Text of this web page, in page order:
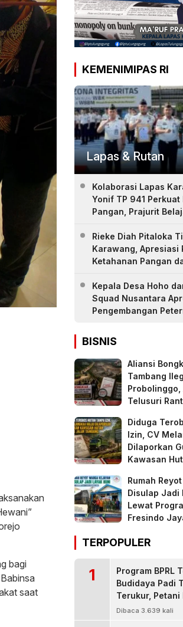
bagi
saat
KEMENIMIPAS RI
Lapas & Rutan
Kolaborasi Lapas
Yonif TP 941 Perkuat
Pangan, Prajurit
Rieke Diah Pitaloka
Karawang, Apresiasi
Ketahanan Pangan
Kepala Desa Hoho
Squad Nusantara
Pengembangan
BISNIS
Aliansi
Tambang
Probolinggo,
Telusuri
Diduga
Izin, CV
Dilaporkan
Kawasan
Rumah
Disulap Jadi
Lewat
Fresindo
TERPOPULER
1
Program BPRL
Budidaya Padi
Terukur, Petani
Dibaca 3.639 kali